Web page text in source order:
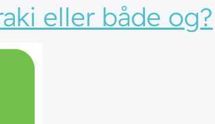
eller både og?